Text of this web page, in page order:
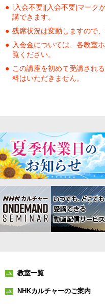
[入会不要][入会不要]マーク
講できます。
残席状況は変動しますので
入会金については、各教室
覧ください。
この講座を初めて受講され
料はいただきません。
教室一覧
NHKカルチャーのご案内